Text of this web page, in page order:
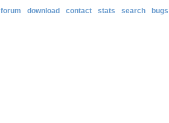
forum download contact stats search bugs